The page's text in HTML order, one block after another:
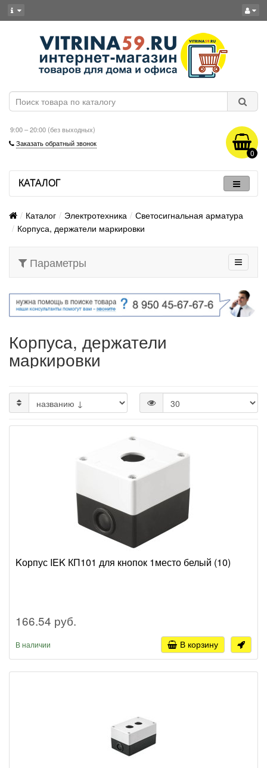
9:00 – 20:00 (без выходных)
Заказать обратный звонок
0
КАТАЛОГ
Каталог Электротехника
Светосигнальная арматура
Корпуса, держатели маркировки
Параметры
Корпуса, держатели
маркировки
Kорпус IEK КП101 для кнопок 1место белый (10)
166.54 руб.
В наличии В корзину